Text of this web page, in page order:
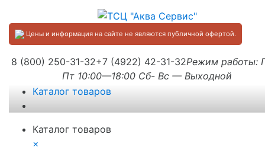
Цены и информация на сайте не являются публичной офертой.
8 (800) 250-31-32+7 (4922) 42-31-32Режим работы:
Пт 10:00—18:00 Сб- Вс — Выходной
Каталог товаров
Каталог товаров
×